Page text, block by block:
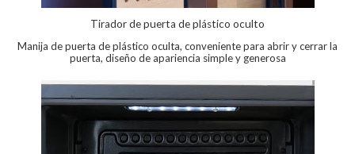
Tirador de puerta de plástico oculto
Manija de puerta de plástico oculta, conveniente para abrir y cerrar la
puerta, diseño de apariencia simple y generosa